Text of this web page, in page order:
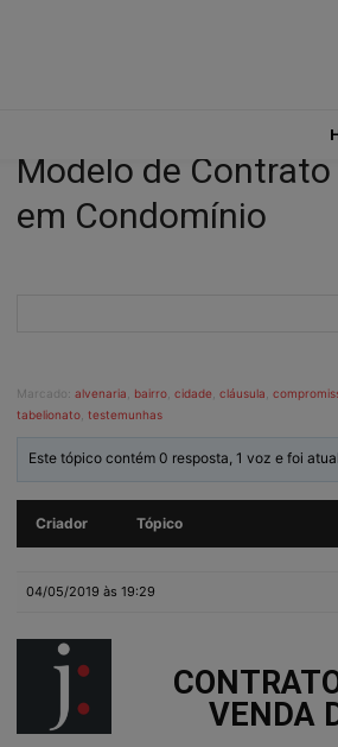
Modelo de
em Condomínio
Marcado: alvenaria bairro cidade cláusula
tabelionato testemunhas
Este tópico contém 0 resposta, 1 voz e foi
Criador Tópico
04/05/2019 às 19:29
VENDA